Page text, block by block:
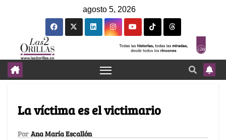
agosto 5, 2026
La víctima es el victimario
Por Ana María Escallón